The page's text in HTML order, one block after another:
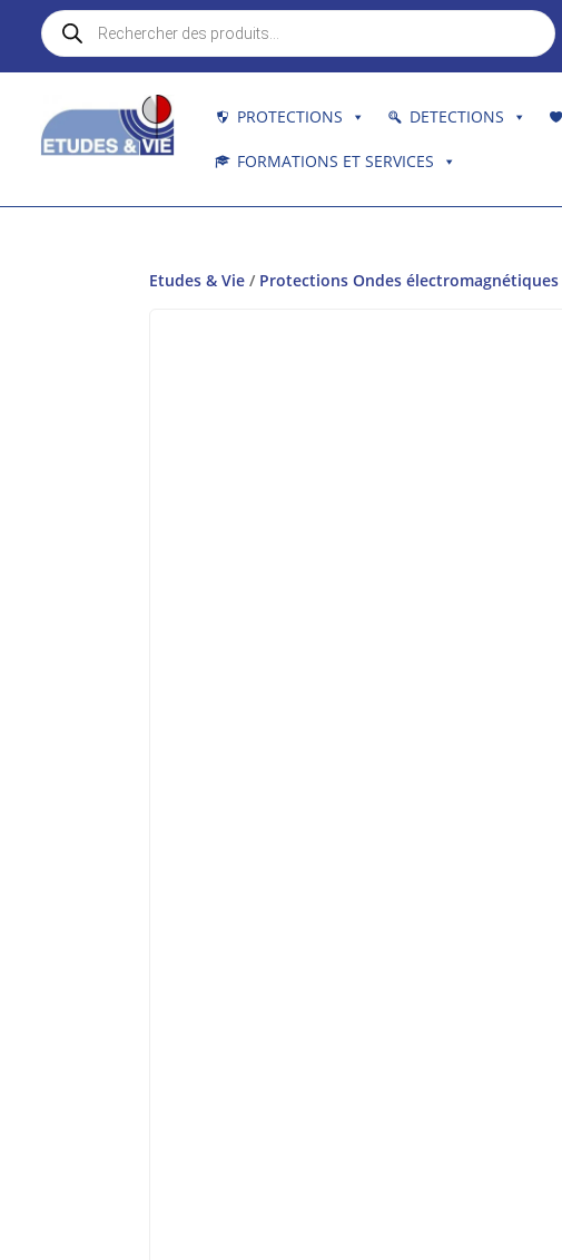
Recherche
de
produits
PROTECTIONS DETECTIONS
FORMATIONS ET SERVICES
Etudes & Vie / Protections Ondes électromagnétiques